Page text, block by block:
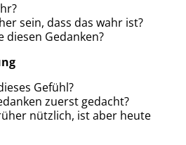
sein, dass das wahr ist?
diesen Gedanken?
Gefühl?
zuerst gedacht?
nützlich, ist aber heute